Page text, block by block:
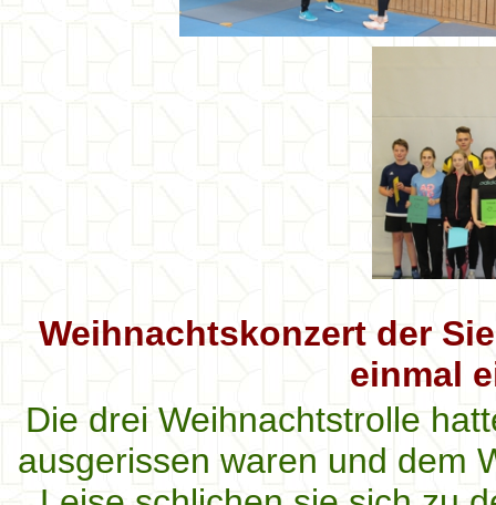
Weihnachtskonzert der
einmal
Die drei Weihnachtstrolle
ausgerissen waren und dem